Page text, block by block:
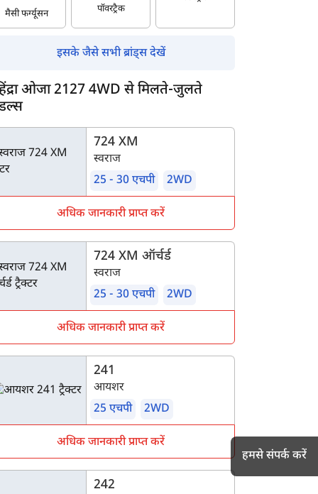
मैसी फर्ग्यूसन
ओजा 2127 4WD से मिलते-जुलते
724 XM
स्वराज
25 - 30 एचपी
2WD
अधिक जानकारी प्राप्त करें
724 XM ऑर्चर्ड
स्वराज
25 - 30 एचपी
2WD
अधिक जानकारी प्राप्त करें
241
आयशर
25 एचपी
2WD
अधिक जानकारी प्राप्त करें हमसे संपर्क करें